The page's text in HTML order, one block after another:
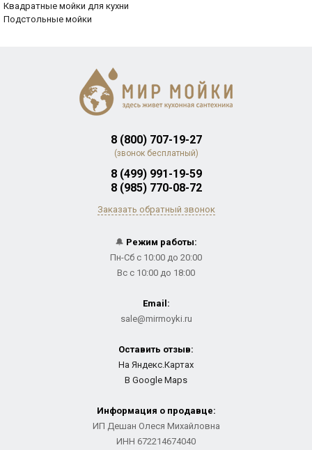
Квадратные мойки для кухни
Подстольные мойки
8 (800) 707-19-27
(звонок бесплатный)
8 (499) 991-19-59
8 (985) 770-08-72
Заказать обратный звонок
🔔 Режим работы:
Пн-Сб с 10:00 до 20:00
Вс с 10:00 до 18:00
Email:
sale@mirmoyki.ru
Оставить отзыв:
На Яндекс.Картах
В Google Maps
Информация о продавце:
ИП Дешан Олеся Михайловна
ИНН 672214674040